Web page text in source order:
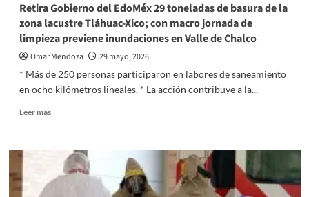
Retira Gobierno del EdoMéx 29 toneladas de basura de la
zona lacustre Tláhuac-Xico; con macro jornada de
limpieza previene inundaciones en Valle de Chalco
Omar Mendoza
29 mayo, 2026
* Más de 250 personas participaron en labores de saneamiento
en ocho kilómetros lineales. * La acción contribuye a la...
Leer másRead
Retira
Gobierno
del